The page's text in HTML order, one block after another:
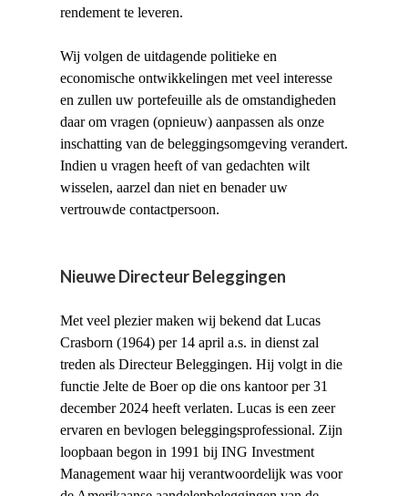
rendement te leveren.
Wij volgen de uitdagende politieke en
economische ontwikkelingen met veel interesse
en zullen uw portefeuille als de omstandigheden
daar om vragen (opnieuw) aanpassen als onze
inschatting van de beleggingsomgeving verandert.
Indien u vragen heeft of van gedachten wilt
wisselen, aarzel dan niet en benader uw
vertrouwde contactpersoon.
Nieuwe Directeur Beleggingen
Met veel plezier maken wij bekend dat Lucas
Crasborn (1964) per 14 april a.s. in dienst zal
treden als Directeur Beleggingen. Hij volgt in die
functie Jelte de Boer op die ons kantoor per 31
december 2024 heeft verlaten. Lucas is een zeer
ervaren en bevlogen beleggingsprofessional. Zijn
loopbaan begon in 1991 bij ING Investment
Management waar hij verantwoordelijk was voor